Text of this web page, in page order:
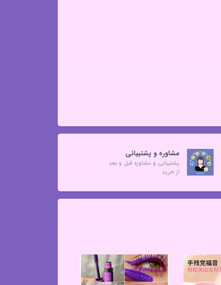
مشاوره و پشتیبانی
پشتیبانی و مشاوره قبل و بعد
از خرید